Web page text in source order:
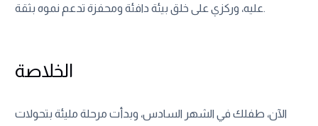
عليه، وركزي على خلق بيئة دافئة ومحفزة تدعم نموه بثقة.
الخلاصة
الآن، طفلك في الشهر السادس، وبدأت مرحلة مليئة بتحولات